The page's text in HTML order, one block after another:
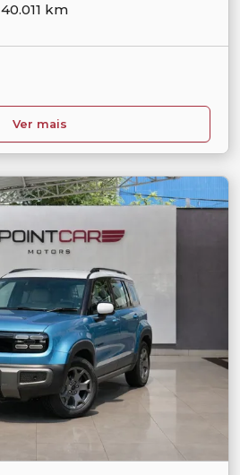
40.011 km
Ver mais